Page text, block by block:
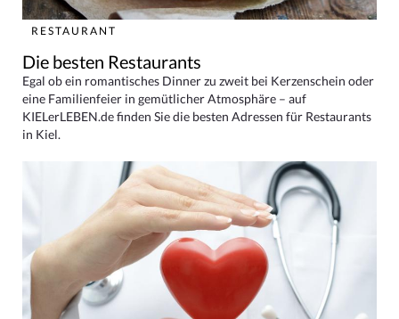
RESTAURANT
Die besten Restaurants
Egal ob ein romantisches Dinner zu zweit bei Kerzenschein oder
eine Familienfeier in gemütlicher Atmosphäre – auf
KIELerLEBEN.de finden Sie die besten Adressen für Restaurants
in Kiel.